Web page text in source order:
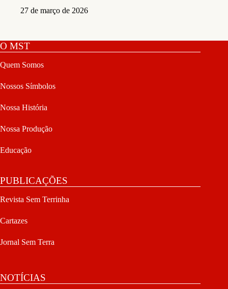
27 de março de 2026
O MST
Quem Somos
Nossos Símbolos
Nossa História
Nossa Produção
Educação
PUBLICAÇÕES
Revista Sem Terrinha
Cartazes
Jornal Sem Terra
NOTÍCIAS